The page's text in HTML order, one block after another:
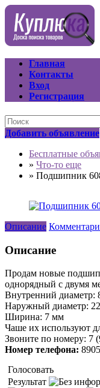
Главная
Контакты
Вход
Регистрация
Добавить объявление
Бесплатные
» Что-то еще
» Подшипник
Описание
Описание
Продам новые
однорядный с двумя
Внутренний диаметр:
Наружный диаметр:
Ширина: 7 мм
Чаше их используют
Звоните по номеру: 7
Номер телефона:
Голосовать
Результат